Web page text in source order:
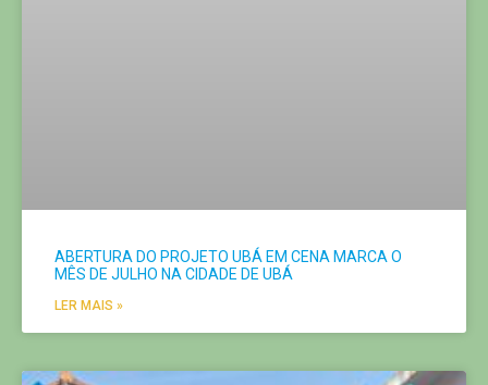
ABERTURA DO PROJETO UBÁ EM CENA MARCA O
MÊS DE JULHO NA CIDADE DE UBÁ
LER MAIS »